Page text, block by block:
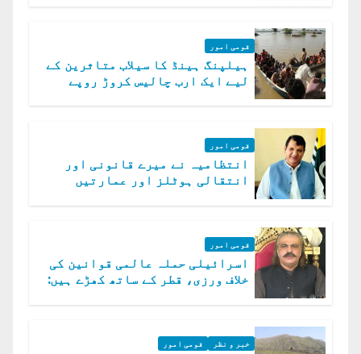
قومی امور
ہیلپنگ ہینڈ کا سیلاب متاثرین کے
لیے ایک ارب چالیس کروڑ روپے
قومی امور
انتظامیہ نے میرے قانونی اور
انتقالی ہوٹلز اور عمارتیں
قومی امور
اسرائیلی حملہ عالمی قوانین کی
خلاف ورزی، قطر کے ساتھ کھڑے ہیں:
خبر و نظر قومی امور